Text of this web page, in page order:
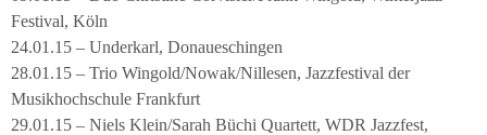
Festival, Köln
24.01.15 – Underkarl, Donaueschingen
28.01.15 – Trio Wingold/Nowak/Nillesen, Jazzfestival der
Musikhochschule Frankfurt
29.01.15 – Niels Klein/Sarah Büchi Quartett, WDR Jazzfest,